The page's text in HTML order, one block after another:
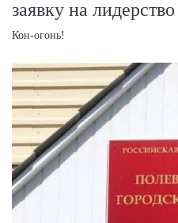
заявку на лидерство
Кон-огонь!